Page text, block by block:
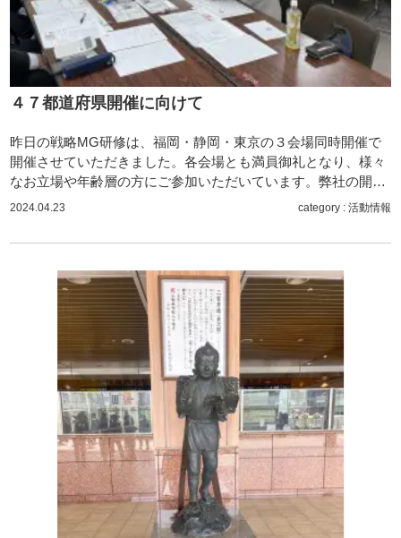
４７都道府県開催に向けて
昨日の戦略MG研修は、福岡・静岡・東京の３会場同時開催で
開催させていただきました。各会場とも満員御礼となり、様々
なお立場や年齢層の方にご参加いただいています。弊社の開…
2024.04.23 category : 活動情報